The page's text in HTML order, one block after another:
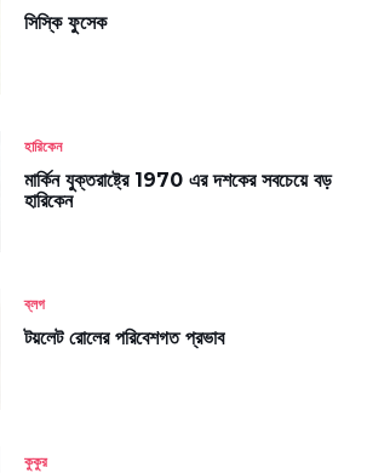
সিস্কি ফুসেক
হারিকেন
মার্কিন যুক্তরাষ্ট্রে 1970 এর দশকের সবচেয়ে বড়
হারিকেন
ব্লগ
টয়লেট রোলের পরিবেশগত প্রভাব
কুকুর